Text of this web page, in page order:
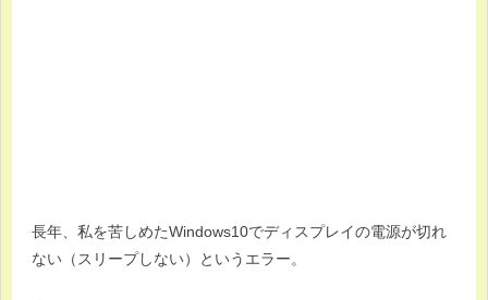
長年、私を苦しめたWindows10でディスプレイの電源が切れ
ない（スリープしない）というエラー。